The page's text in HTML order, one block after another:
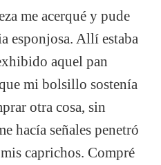
me acerqué y pude
esponjosa. Allí estaba
aquel pan
mi bolsillo sostenía
otra cosa, sin
hacía señales penetró
caprichos. Compré